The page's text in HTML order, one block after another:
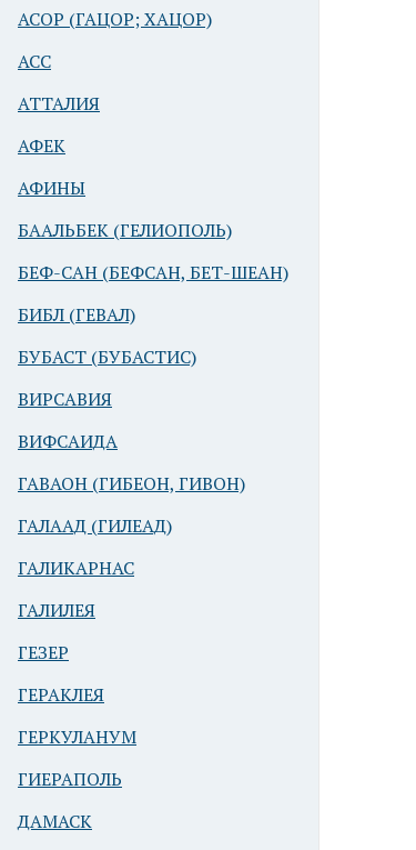
АСОР (ГАЦОР; ХАЦОР)
АСС
АТТАЛИЯ
АФЕК
АФИНЫ
БААЛЬБЕК (ГЕЛИОПОЛЬ)
БЕФ-САН (БЕФСАН, БЕТ-ШЕАН)
БИБЛ (ГЕВАЛ)
БУБАСТ (БУБАСТИС)
ВИРСАВИЯ
ВИФСАИДА
ГАВАОН (ГИБЕОН, ГИВОН)
ГАЛААД (ГИЛЕАД)
ГАЛИКАРНАС
ГАЛИЛЕЯ
ГЕЗЕР
ГЕРАКЛЕЯ
ГЕРКУЛАНУМ
ГИЕРАПОЛЬ
ДАМАСК